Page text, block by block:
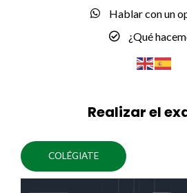
o
k
r
a
m
Hablar con un
¿Qué
Realizar el
COLÉGIATE